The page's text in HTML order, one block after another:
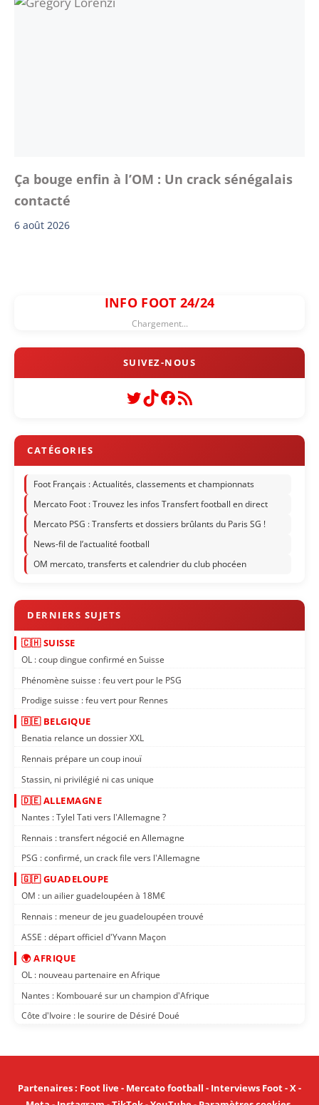
Ça bouge enfin à l’OM : Un crack sénégalais
contacté
6 août 2026
INFO FOOT 24/24
Chargement...
Twitter
TikTok
Facebook
Flux RSS
Foot Français : Actualités, classements et championnats
Mercato Foot : Trouvez les infos Transfert football en direct
Mercato PSG : Transferts et dossiers brûlants du Paris SG !
News-fil de l’actualité football
OM mercato, transferts et calendrier du club phocéen
🇨🇭 SUISSE
OL : coup dingue confirmé en Suisse
Phénomène suisse : feu vert pour le PSG
Prodige suisse : feu vert pour Rennes
🇧🇪 BELGIQUE
Benatia relance un dossier XXL
Rennais prépare un coup inouï
Stassin, ni privilégié ni cas unique
🇩🇪 ALLEMAGNE
Nantes : Tylel Tati vers l'Allemagne ?
Rennais : transfert négocié en Allemagne
PSG : confirmé, un crack file vers l'Allemagne
🇬🇵 GUADELOUPE
OM : un ailier guadeloupéen à 18M€
Rennais : meneur de jeu guadeloupéen trouvé
ASSE : départ officiel d'Yvann Maçon
🌍 AFRIQUE
OL : nouveau partenaire en Afrique
Nantes : Kombouaré sur un champion d'Afrique
Côte d'Ivoire : le sourire de Désiré Doué
Partenaires: Foot live- Mercato football - Interviews Foot-X-